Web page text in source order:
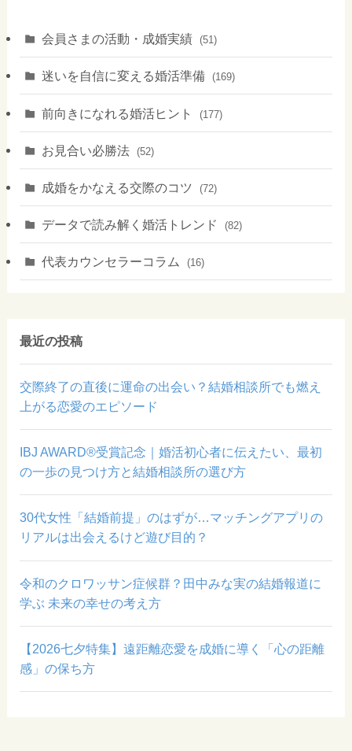
会員さまの活動・成婚実績 (51)
迷いを自信に変える婚活準備 (169)
前向きになれる婚活ヒント (177)
お見合い必勝法 (52)
成婚をかなえる交際のコツ (72)
データで読み解く婚活トレンド (82)
代表カウンセラーコラム (16)
最近の投稿
交際終了の直後に運命の出会い？結婚相談所でも燃え
上がる恋愛のエピソード
IBJ AWARD®受賞記念｜婚活初心者に伝えたい、最初
の一歩の見つけ方と結婚相談所の選び方
30代女性「結婚前提」のはずが…マッチングアプリの
リアルは出会えるけど遊び目的？
令和のクロワッサン症候群？田中みな実の結婚報道に
学ぶ 未来の幸せの考え方
【2026七夕特集】遠距離恋愛を成婚に導く「心の距離
感」の保ち方